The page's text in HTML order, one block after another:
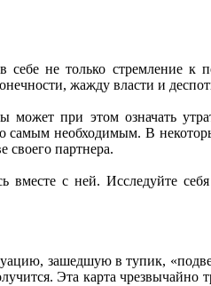
себе не только стремление к
жажду власти и
может при этом означать
самым необходимым. В
своего партнера.
вместе с ней. Исследуйте
зашедшую в тупик,
Эта карта чрезвычайно